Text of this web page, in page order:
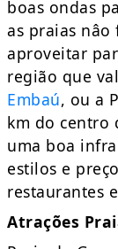
boas ondas
as praias nâo
aproveitar
região que
Embaú, ou a
km do centro
uma boa
estilos e
restaurantes
Atrações